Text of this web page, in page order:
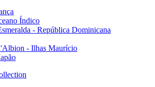
Índico
- República Dominicana
- Ilhas Maurício